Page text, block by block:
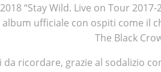
“Stay Wild. Live on Tour
album ufficiale con ospiti come il
The Black
ricordare, grazie al sodalizio